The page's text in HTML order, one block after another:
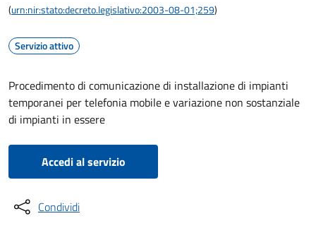
(urn:nir:stato:decreto.legislativo:2003-08-01;259)
Servizio attivo
Procedimento di comunicazione di installazione di impianti
temporanei per telefonia mobile e variazione non sostanziale
di impianti in essere
Accedi al servizio
Condividi